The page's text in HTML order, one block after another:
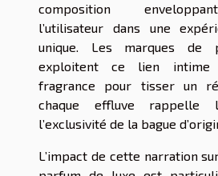
composition
l’utilisateur dans une
unique. Les marques de
exploitent ce lien
fragrance pour tisser un
chaque effluve rappelle
l’exclusivité de la bague
L’impact de cette narration